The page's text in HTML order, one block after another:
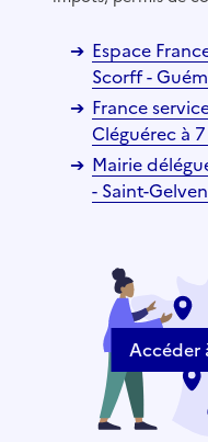
Espace
Scorff -
France
Cléguérec à
Mairie
- Saint-
Accéder